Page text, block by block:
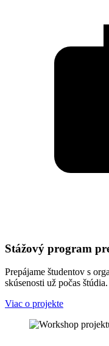
Stážový program
Prepájame študentov s
skúsenosti už počas štúdia.
Viac o projekte